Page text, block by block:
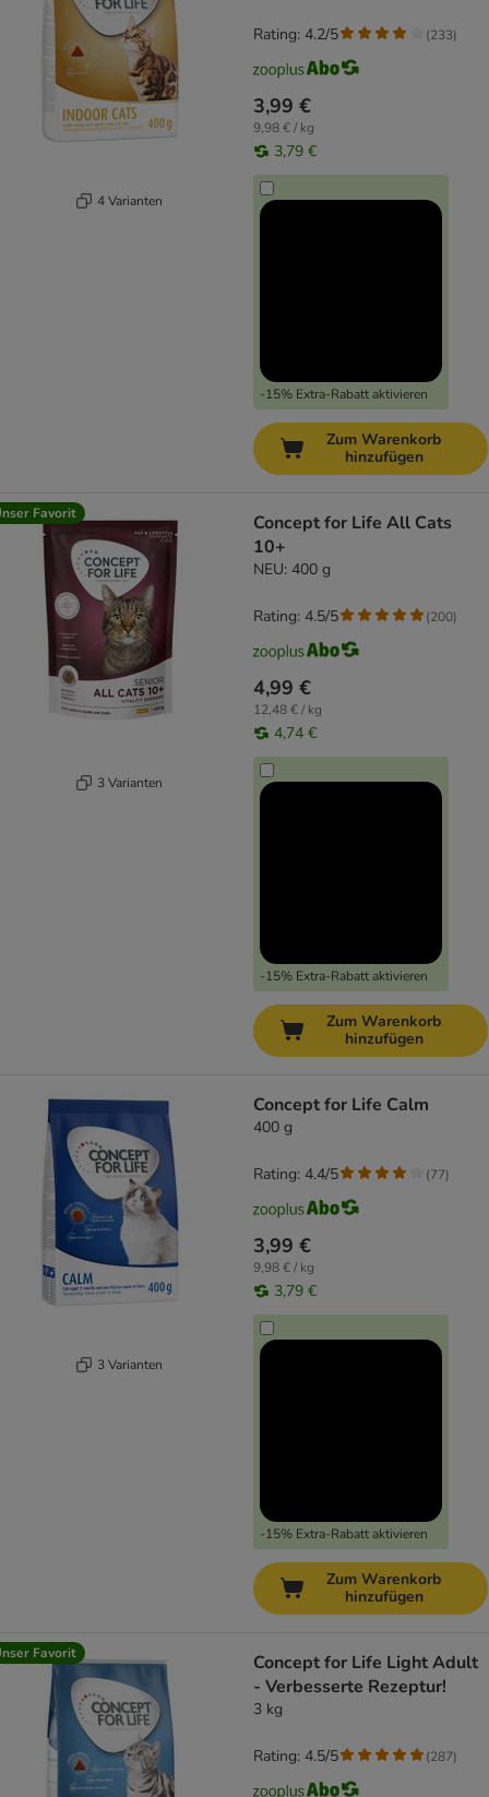
4 Varianten
3,99 €
9,98 € / kg
3,79 €
-15% Extra-Rabatt aktivieren
Rating: 4.2/5 (233)
Zum Warenkorb
hinzufügen
Favorit
3 Varianten
Concept for Life All Cats
10+
NEU: 400 g
4,99 €
12,48 € / kg
4,74 €
-15% Extra-Rabatt aktivieren
Rating: 4.5/5 (200)
Zum Warenkorb
hinzufügen
3 Varianten
Concept for Life Calm
400 g
3,99 €
9,98 € / kg
3,79 €
-15% Extra-Rabatt aktivieren
Rating: 4.4/5 (77)
Zum Warenkorb
hinzufügen
Favorit
Concept for Life Light Adult
- Verbesserte Rezeptur!
3 kg
Rating: 4.5/5 (287)